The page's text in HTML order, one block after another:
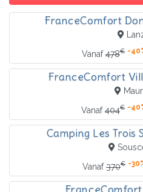
FranceComfort
Vanaf478€ -
FranceComfort
Vanaf404€ -
Camping Les Trois
Vanaf370€ -